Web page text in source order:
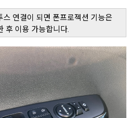
연결이 되면 폰프로젝션 기능은
후 이용 가능합니다.